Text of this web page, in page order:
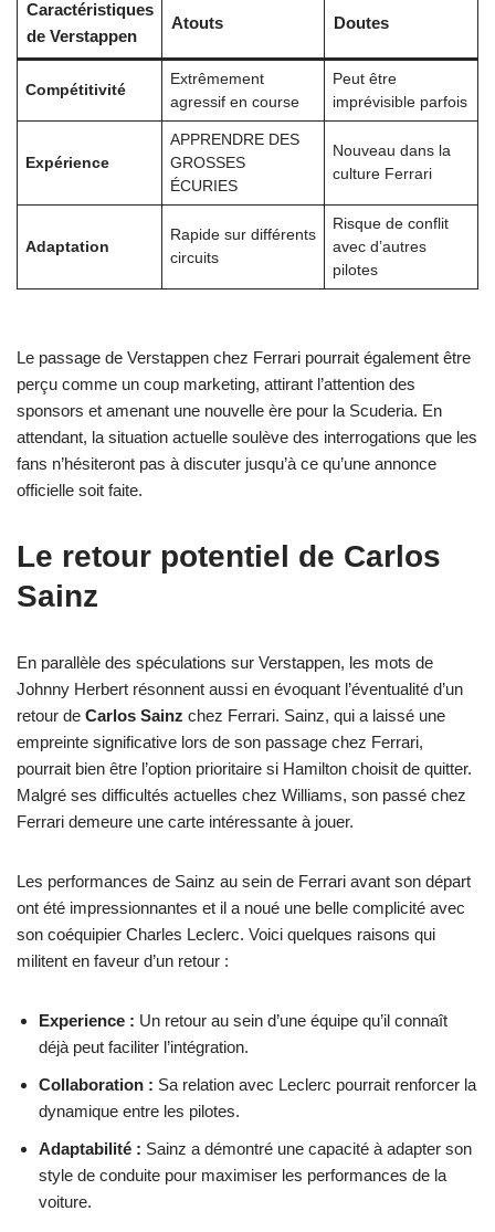
Caractéristiques
de Verstappen
Atouts Doutes
Compétitivité
Extrêmement
agressif en course
Peut être
imprévisible parfois
Expérience
APPRENDRE DES
GROSSES
ÉCURIES
Nouveau dans la
culture Ferrari
Adaptation
Rapide sur différents
circuits
Risque de conflit
avec d’autres
pilotes
Le passage de Verstappen chez Ferrari pourrait également être
perçu comme un coup marketing, attirant l’attention des
sponsors et amenant une nouvelle ère pour la Scuderia. En
attendant, la situation actuelle soulève des interrogations que les
fans n’hésiteront pas à discuter jusqu’à ce qu’une annonce
officielle soit faite.
Le retour potentiel de Carlos
Sainz
En parallèle des spéculations sur Verstappen, les mots de
Johnny Herbert résonnent aussi en évoquant l’éventualité d’un
retour de Carlos Sainz chez Ferrari. Sainz, qui a laissé une
empreinte significative lors de son passage chez Ferrari,
pourrait bien être l’option prioritaire si Hamilton choisit de quitter.
Malgré ses difficultés actuelles chez Williams, son passé chez
Ferrari demeure une carte intéressante à jouer.
Les performances de Sainz au sein de Ferrari avant son départ
ont été impressionnantes et il a noué une belle complicité avec
son coéquipier Charles Leclerc. Voici quelques raisons qui
militent en faveur d’un retour :
Experience : Un retour au sein d’une équipe qu’il connaît
déjà peut faciliter l’intégration.
Collaboration : Sa relation avec Leclerc pourrait renforcer la
dynamique entre les pilotes.
Adaptabilité : Sainz a démontré une capacité à adapter son
style de conduite pour maximiser les performances de la
voiture.